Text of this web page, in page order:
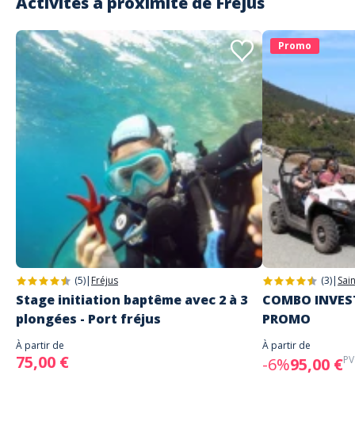
(5)| Fréjus
Stage initiation baptême avec 2 à 3
plongées - Port fréjus
À partir de
75,00 €
Promo
(3)|
COMBO
PROMO
À partir de
-6%95,00 €